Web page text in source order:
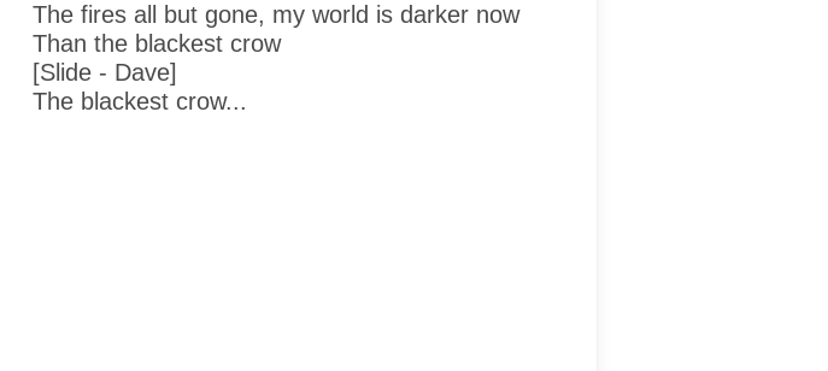
The fires all but gone, my world is darker now
Than the blackest crow
[Slide - Dave]
The blackest crow...